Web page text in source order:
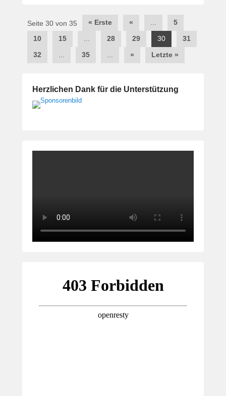
Beitragsnavigation
Seite 30 von 35 « Erste «
5
10
15 28 29 30
31
32
35 » Letzte »
Herzlichen Dank für die Unterstützung